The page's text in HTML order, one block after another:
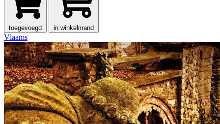
toegevoegd in winkelmand
Vlaams